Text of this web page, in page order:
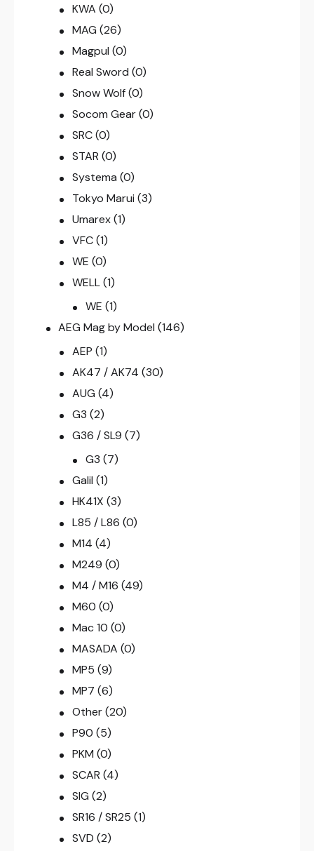
KWA (0)
MAG (26)
Magpul (0)
Real Sword (0)
Snow Wolf (0)
Socom Gear (0)
SRC (0)
STAR (0)
Systema (0)
Tokyo Marui (3)
Umarex (1)
VFC (1)
WE (0)
WELL (1)
WE (1)
AEG Mag by Model (146)
AEP (1)
AK47 / AK74 (30)
AUG (4)
G3 (2)
G36 / SL9 (7)
G3 (7)
Galil (1)
HK41X (3)
L85 / L86 (0)
M14 (4)
M249 (0)
M4 / M16 (49)
M60 (0)
Mac 10 (0)
MASADA (0)
MP5 (9)
MP7 (6)
Other (20)
P90 (5)
PKM (0)
SCAR (4)
SIG (2)
SR16 / SR25 (1)
SVD (2)